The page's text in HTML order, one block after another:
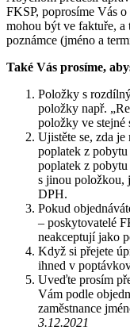
FKSP, poprosíme Vás
mohou být ve faktuře, a
poznámce (jméno a
Také Vás prosíme,
Položky s
položky např.
položky ve stejné
Ujistěte se, zda
poplatek z
poplatek z
s jinou položkou,
DPH.
Pokud
– poskytovatelé
neakceptují jako
Když si přejete
ihned v
Uveďte prosím
Vám podle
zaměstnance
3.12.2021